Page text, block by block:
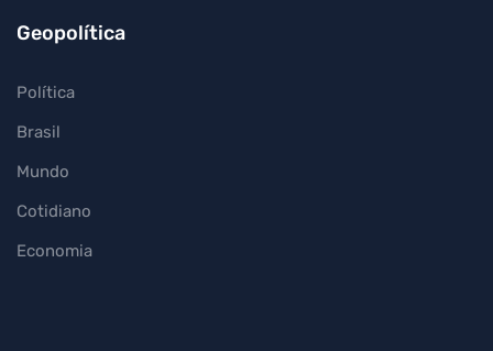
Geopolítica
Política
Brasil
Mundo
Cotidiano
Economia